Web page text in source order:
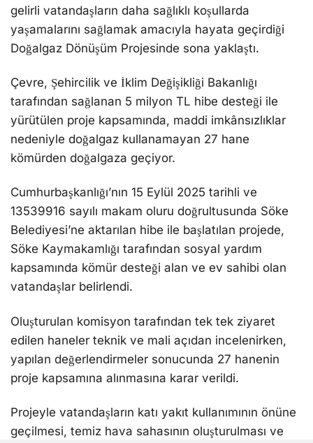
gelirli vatandaşların daha sağlıklı koşullarda
yaşamalarını sağlamak amacıyla hayata geçirdiği
Doğalgaz Dönüşüm Projesinde sona yaklaştı.
Çevre, Şehircilik ve İklim Değişikliği Bakanlığı
tarafından sağlanan 5 milyon TL hibe desteği ile
yürütülen proje kapsamında, maddi imkânsızlıklar
nedeniyle doğalgaz kullanamayan 27 hane
kömürden doğalgaza geçiyor.
Cumhurbaşkanlığı’nın 15 Eylül 2025 tarihli ve
13539916 sayılı makam oluru doğrultusunda Söke
Belediyesi’ne aktarılan hibe ile başlatılan projede,
Söke Kaymakamlığı tarafından sosyal yardım
kapsamında kömür desteği alan ve ev sahibi olan
vatandaşlar belirlendi.
Oluşturulan komisyon tarafından tek tek ziyaret
edilen haneler teknik ve mali açıdan incelenirken,
yapılan değerlendirmeler sonucunda 27 hanenin
proje kapsamına alınmasına karar verildi.
Projeyle vatandaşların katı yakıt kullanımının önüne
geçilmesi, temiz hava sahasının oluşturulması ve